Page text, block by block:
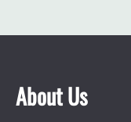
About Us